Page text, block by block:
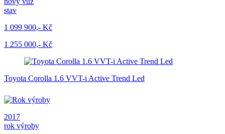
stav
1 099 900,- Kč
1 255 000,- Kč
Toyota Corolla 1.6 VVT-i Active Trend Led
2017
rok výroby